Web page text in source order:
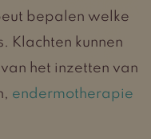
bepalen welke
Klachten kunnen
het inzetten van
endermotherapie